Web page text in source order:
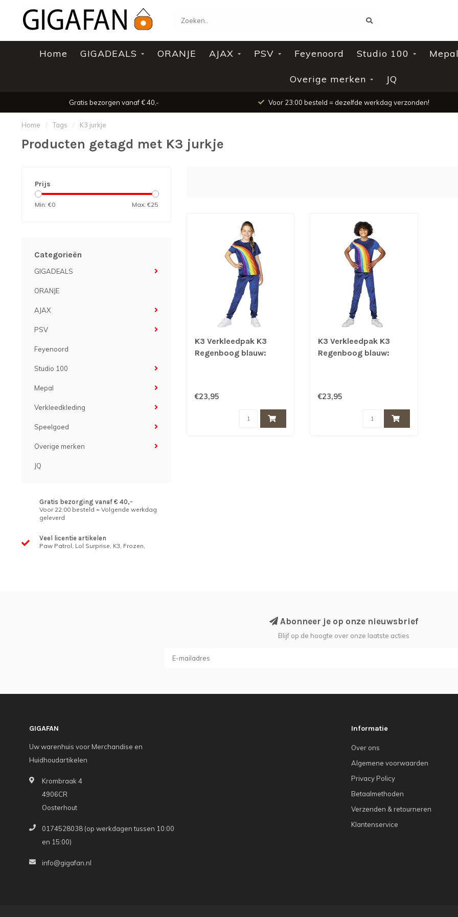
Home GIGADEALS ORANJE AJAX PSV Feyenoord Studio 100 Mepal
Overige merken JQ
Gratis bezorgen vanaf € 40,- Voor 23:00 besteld = dezelfde werkdag verzonden!
Home / Tags / K3 jurkje
Producten getagd met K3 jurkje
Prijs
Min: €0 Max: €25
Categorieën
GIGADEALS
ORANJE
AJAX
PSV
Feyenoord
Studio 100
Mepal
Verkleedkleding
Speelgoed
Overige merken
JQ
Gratis bezorging vanaf € 40,-
Voor 22:00 besteld = Volgende werkdag
geleverd
Veel licentie artikelen
Paw Patrol, Lol Surprise, K3, Frozen,
K3 Verkleedpak K3
Regenboog blauw:
€23,95
K3 Verkleedpak K3
Regenboog blauw:
€23,95
Abonneer je op onze nieuwsbrief
Blijf op de hoogte over onze laatste acties
GIGAFAN
Uw warenhuis voor Merchandise en
Huidhoudartikelen
Krombraak 4
4906CR
Oosterhout
0174528038 (op werkdagen tussen 10:00
en 15:00)
info@gigafan.nl
Informatie
Over ons
Algemene voorwaarden
Privacy Policy
Betaalmethoden
Verzenden & retourneren
Klantenservice